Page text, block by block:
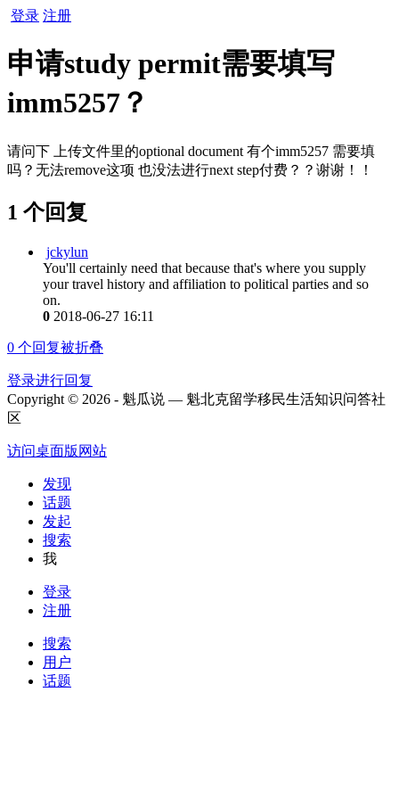
登录 注册
申请study permit需要填写
imm5257？
请问下 上传文件里的optional document 有个imm5257 需要填
吗？无法remove这项 也没法进行next step付费？？谢谢！！
1 个回复
jckylun
You'll certainly need that because that's where you supply
your travel history and affiliation to political parties and so
on.
0 2018-06-27 16:11
0 个回复被折叠
登录进行回复
Copyright © 2026 - 魁瓜说 — 魁北克留学移民生活知识问答社
区
访问桌面版网站
发现
话题
发起
搜索
我
登录
注册
搜索
用户
话题